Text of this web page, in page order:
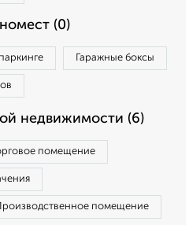
(0)
Гаражные боксы
недвижимости (6)
помещение
помещение